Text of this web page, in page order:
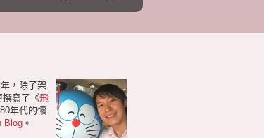
，除了架
撰寫了《飛
年代的懷
Blog 。